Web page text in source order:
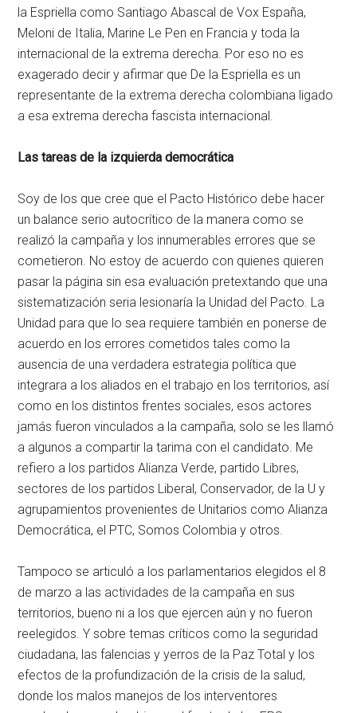
la Espriella como Santiago Abascal de Vox España,
Meloni de Italia, Marine Le Pen en Francia y toda la
internacional de la extrema derecha. Por eso no es
exagerado decir y afirmar que De la Espriella es un
representante de la extrema derecha colombiana ligado
a esa extrema derecha fascista internacional.
Las tareas de la izquierda democrática
Soy de los que cree que el Pacto Histórico debe hacer
un balance serio autocrítico de la manera como se
realizó la campaña y los innumerables errores que se
cometieron. No estoy de acuerdo con quienes quieren
pasar la página sin esa evaluación pretextando que una
sistematización seria lesionaría la Unidad del Pacto. La
Unidad para que lo sea requiere también en ponerse de
acuerdo en los errores cometidos tales como la
ausencia de una verdadera estrategia política que
integrara a los aliados en el trabajo en los territorios, así
como en los distintos frentes sociales, esos actores
jamás fueron vinculados a la campaña, solo se les llamó
a algunos a compartir la tarima con el candidato. Me
refiero a los partidos Alianza Verde, partido Libres,
sectores de los partidos Liberal, Conservador, de la U y
agrupamientos provenientes de Unitarios como Alianza
Democrática, el PTC, Somos Colombia y otros.
Tampoco se articuló a los parlamentarios elegidos el 8
de marzo a las actividades de la campaña en sus
territorios, bueno ni a los que ejercen aún y no fueron
reelegidos. Y sobre temas críticos como la seguridad
ciudadana, las falencias y yerros de la Paz Total y los
efectos de la profundización de la crisis de la salud,
donde los malos manejos de los interventores